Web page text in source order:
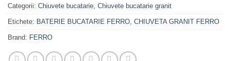
Categorii: Chiuvete bucatarie Chiuvete bucatarie granit
Etichete: BATERIE BUCATARIE FERRO CHIUVETA GRANIT FERRO
Brand: FERRO